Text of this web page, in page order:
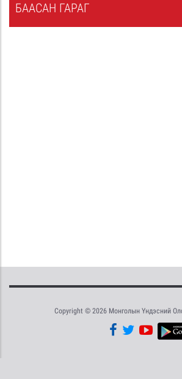
БААСАН ГАРАГ
Copyright © 2026 Монголын Үндэсний